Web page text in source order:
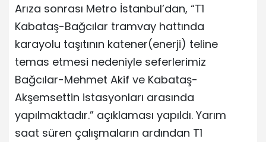
Arıza sonrası Metro İstanbul’dan, “T1
Kabataş-Bağcılar tramvay hattında
karayolu taşıtının katener(enerji) teline
temas etmesi nedeniyle seferlerimiz
Bağcılar-Mehmet Akif ve Kabataş-
Akşemsettin istasyonları arasında
yapılmaktadır.” açıklaması yapıldı. Yarım
saat süren çalışmaların ardından T1